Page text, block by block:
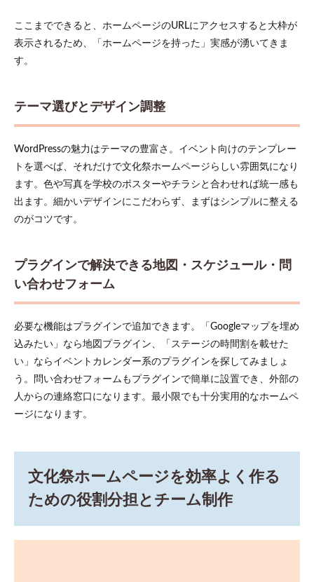
ここまでできると、ホームページのURLにアクセスすると大枠が
表示されるため、「ホームページを持った」実感が湧いてきま
す。
テーマ選びとデザイン調整
WordPressの魅力はテーマの豊富さ。イベント向けのテンプレー
トを選べば、それだけで文化祭ホームページらしい雰囲気になり
ます。色や写真を学校のポスターやチラシと合わせれば統一感も
出ます。細かいデザインにこだわらず、まずはシンプルに整える
のがコツです。
プラグインで解決できる地図・スケジュール・問
い合わせフォーム
必要な機能はプラグインで追加できます。「Googleマップを埋め
込みたい」なら地図プラグイン、「ステージの時間割を載せた
い」ならイベントカレンダー系のプラグインを探してみましょ
う。問い合わせフォームもプラグインで簡単に設置でき、外部の
人からの連絡窓口になります。最小限でも十分実用的なホームペ
ージになります。
文化祭ホームページを効率よく作る
ための役割分担とチーム制作